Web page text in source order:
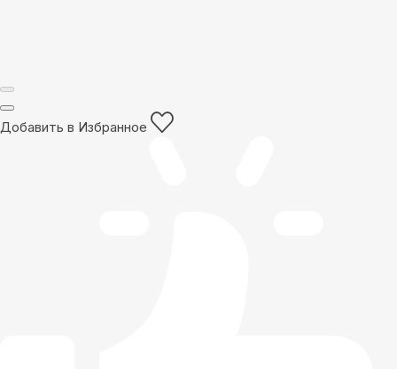
Добавить в Избранное